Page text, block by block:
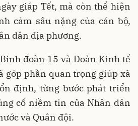
giáp Tết, mà còn thể hiện
cảm sâu nặng của cán bộ,
dân địa phương.
đoàn 15 và Đoàn Kinh tế
góp phần quan trọng giúp xã
định, từng bước phát triển
cố niềm tin của Nhân dân
và Quân đội.